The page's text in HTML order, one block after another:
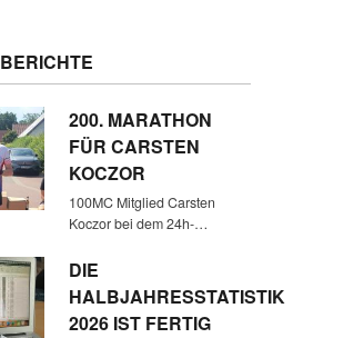
BERICHTE
200. MARATHON
FÜR CARSTEN
KOCZOR
100MC Mitglied Carsten
Koczor bei dem 24h-…
DIE
HALBJAHRESSTATISTIK
2026 IST FERTIG